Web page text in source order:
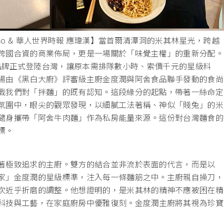
& 華人世界時報 應瑋漢】當首爾清潭洞的米其林星光，跨越
國合資的商業佈局，更是一場關於「味覺主權」 的重新分配。
正式登陸台灣，讓原本需排隊數小時、 索價千元的星級料
由《黑白大廚》評審級主廚金度潤與阿舍食品聯手發動的食尚
們對「拌麵」的既有認知。 這段緣分的起點，帶著一絲命定
圍中，眼尖的觀眾發現，以細膩工法著稱、神似「賤兔」的米
身攜帶「阿舍牛肉麵」作為私房能量來源。 這份對台灣麵食的
。
極致追求的主廚。 雙方的結合並非流於表面的代言，而是以
」金度潤的星級標準，注入每一條麵筋之中。 主廚親自操刀，
近乎折磨的調整。他想證明的， 是米其林的精神不應被困在精
技與工藝，在家庭廚房中優雅復刻。 金度潤主廚將其視為珍寶